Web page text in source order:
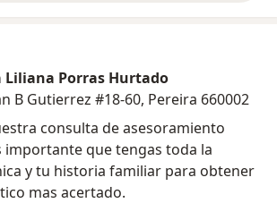
Liliana Porras Hurtado
B Gutierrez #18-60, Pereira 660002
consulta de asesoramiento
importante que tengas toda la
y tu historia familiar para obtener
mas acertado.